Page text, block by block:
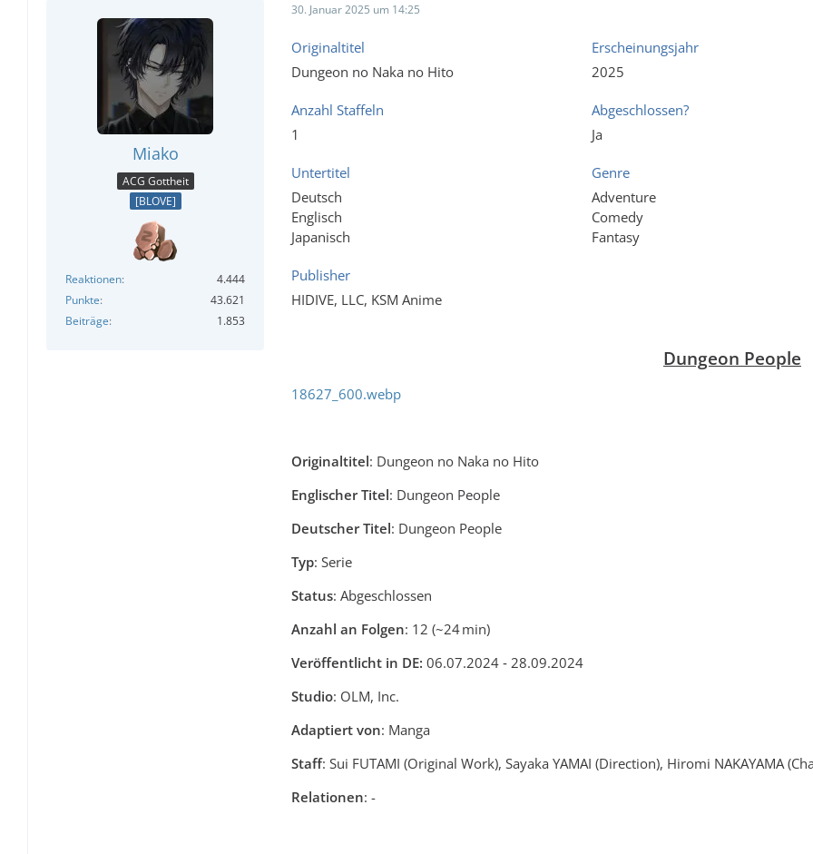
Miako
ACG Gottheit
[BLOVE]
Reaktionen
4.444
Punkte
43.621
Beiträge
1.853
30. Januar 2025 um 14:25
Originaltitel
Dungeon no Naka no Hito
Erscheinungsjahr
2025
Anzahl Staffeln
1
Abgeschlossen?
Ja
Untertitel
Deutsch
Englisch
Japanisch
Genre
Adventure
Comedy
Fantasy
Publisher
HIDIVE, LLC, KSM Anime
Dungeon People
18627_600.webp
Originaltitel: Dungeon no Naka no Hito
Englischer Titel: Dungeon People
Deutscher Titel: Dungeon People
Typ: Serie
Status: Abgeschlossen
Anzahl an Folgen: 12 (~24 min)
Veröffentlicht in DE: 06.07.2024 ‑ 28.09.2024
Studio: OLM, Inc.
Adaptiert von: Manga
Staff: Sui FUTAMI (Original Work), Sayaka YAMAI (Direction), Hiromi NAKAYAMA
Relationen: -